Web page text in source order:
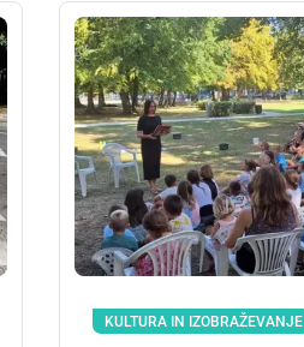
KULTURA IN IZOBRAŽEVANJE